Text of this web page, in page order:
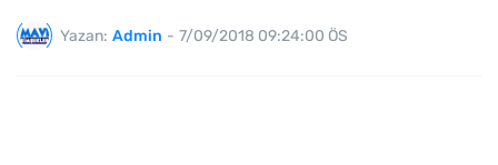
Yazan: Admin - 7/09/2018 09:24:00 ÖS